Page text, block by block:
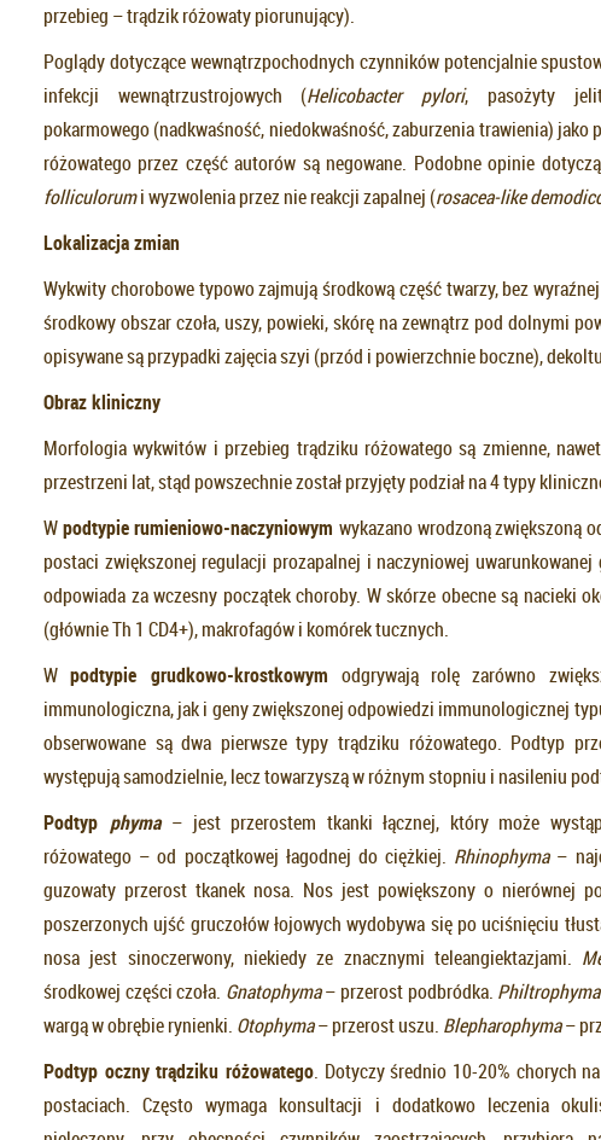
przebieg – trądzik różowaty piorunujący).
Poglądy dotyczące wewnątrzpochodnych czynników potencjalnie
infekcji wewnątrzustrojowych (Helicobacter pylori, pasożyty
pokarmowego (nadkwaśność, niedokwaśność, zaburzenia trawienia) jako
różowatego przez część autorów są negowane. Podobne opinie
folliculorumi wyzwolenia przez nie reakcji zapalnej (rosacea-like
Lokalizacja zmian
Wykwity chorobowe typowo zajmują środkową część twarzy, bez
środkowy obszar czoła, uszy, powieki, skórę na zewnątrz pod dolnymi
opisywane są przypadki zajęcia szyi (przód i powierzchnie boczne),
Obraz kliniczny
Morfologia wykwitów i przebieg trądziku różowatego są zmienne,
przestrzeni lat, stąd powszechnie został przyjęty podział na 4 typy
Wpodtypie rumieniowo-naczyniowym wykazano wrodzoną zwiększoną
postaci zwiększonej regulacji prozapalnej i naczyniowej
odpowiada za wczesny początek choroby. W skórze obecne są nacieki
(głównie Th 1 CD4+), makrofagów i komórek tucznych.
Wpodtypie grudkowo-krostkowym odgrywają rolę zarówno
immunologiczna, jak i geny zwiększonej odpowiedzi immunologicznej
obserwowane są dwa pierwsze typy trądziku różowatego. Podtyp
występują samodzielnie, lecz towarzyszą w różnym stopniu i nasileniu
Podtyp phyma – jest przerostem tkanki łącznej, który może
różowatego – od początkowej łagodnej do ciężkiej. Rhinophyma –
guzowaty przerost tkanek nosa. Nos jest powiększony o nierównej
poszerzonych ujść gruczołów łojowych wydobywa się po uciśnięciu
nosa jest sinoczerwony, niekiedy ze znacznymi teleangiektazjami.
środkowej części czoła. Gnatophyma– przerost podbródka. Philtrophyma
wargą w obrębie rynienki. Otophyma– przerost uszu. Blepharophyma–
Podtyp oczny trądziku różowatego. Dotyczy średnio 10-20% chorych
postaciach. Często wymaga konsultacji i dodatkowo leczenia